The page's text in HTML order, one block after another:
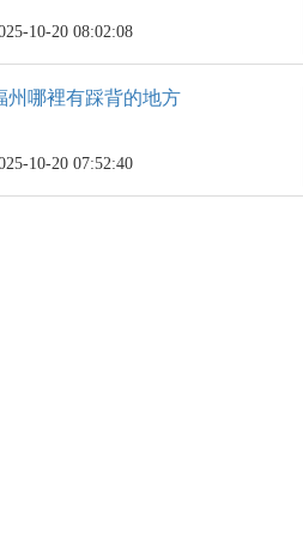
10-20 08:02:08
州哪裡有踩背的地方
10-20 07:52:40